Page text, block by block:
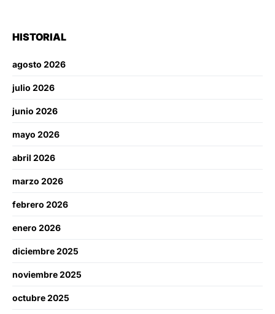
HISTORIAL
agosto 2026
julio 2026
junio 2026
mayo 2026
abril 2026
marzo 2026
febrero 2026
enero 2026
diciembre 2025
noviembre 2025
octubre 2025